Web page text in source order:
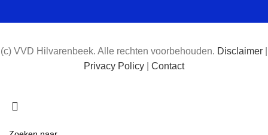
(c) VVD Hilvarenbeek. Alle rechten voorbehouden. Disclaimer
Privacy Policy
Contact